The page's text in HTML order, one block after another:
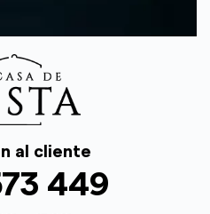
al cliente
449